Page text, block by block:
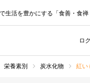
生活を豊かにする「食善・食禅
ロ
栄養素別 炭水化物 紅いも